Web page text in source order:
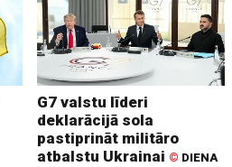
G7 valstu līderi
deklarācijā sola
pastiprināt militāro
atbalstu Ukrainai © DIENA